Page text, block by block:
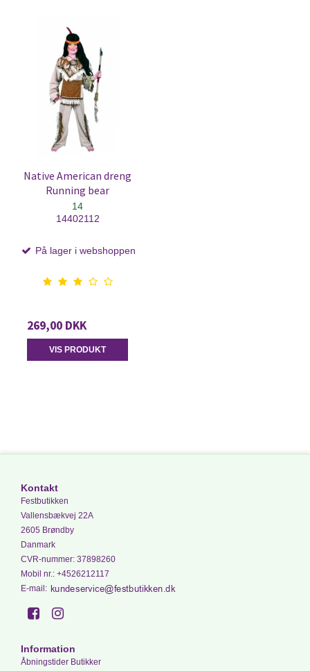
Native American dreng
Running bear
14
14402112
På lager i webshoppen
269,00 DKK
VIS PRODUKT
Kontakt
Festbutikken
Vallensbækvej 22A
2605 Brøndby
Danmark
CVR-nummer: 37898260
Mobil nr.: +4526212117
E-mail :
Information
Åbningstider Butikker